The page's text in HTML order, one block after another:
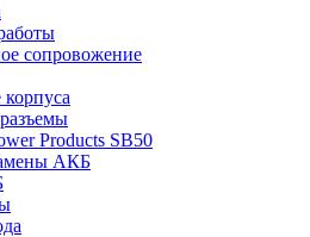
сопровожение
Products SB50
АКБ